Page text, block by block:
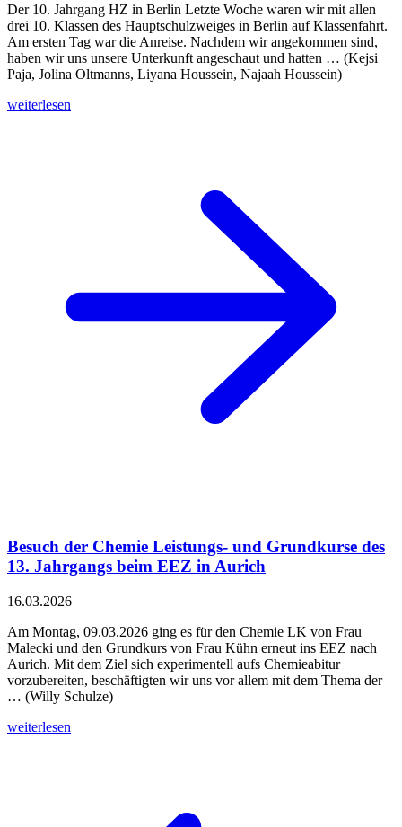
Der 10. Jahrgang HZ in Berlin Letzte Woche waren wir mit allen
drei 10. Klassen des Hauptschulzweiges in Berlin auf Klassenfahrt.
Am ersten Tag war die Anreise. Nachdem wir angekommen sind,
haben wir uns unsere Unterkunft angeschaut und hatten … (Kejsi
Paja, Jolina Oltmanns, Liyana Houssein, Najaah Houssein)
weiterlesen
Besuch der Chemie Leistungs- und Grundkurse des
13. Jahrgangs beim EEZ in Aurich
16.03.2026
Am Montag, 09.03.2026 ging es für den Chemie LK von Frau
Malecki und den Grundkurs von Frau Kühn erneut ins EEZ nach
Aurich. Mit dem Ziel sich experimentell aufs Chemieabitur
vorzubereiten, beschäftigten wir uns vor allem mit dem Thema der
… (Willy Schulze)
weiterlesen